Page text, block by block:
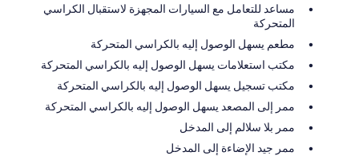
مساعد للتعامل مع السيارات المجهزة لاستقبال الكراسي
المتحركة
مطعم يسهل الوصول إليه بالكراسي المتحركة
مكتب استعلامات يسهل الوصول إليه بالكراسي المتحركة
مكتب تسجيل يسهل الوصول إليه بالكراسي المتحركة
ممر إلى المصعد يسهل الوصول إليه بالكراسي المتحركة
ممر بلا سلالم إلى المدخل
ممر جيد الإضاءة إلى المدخل